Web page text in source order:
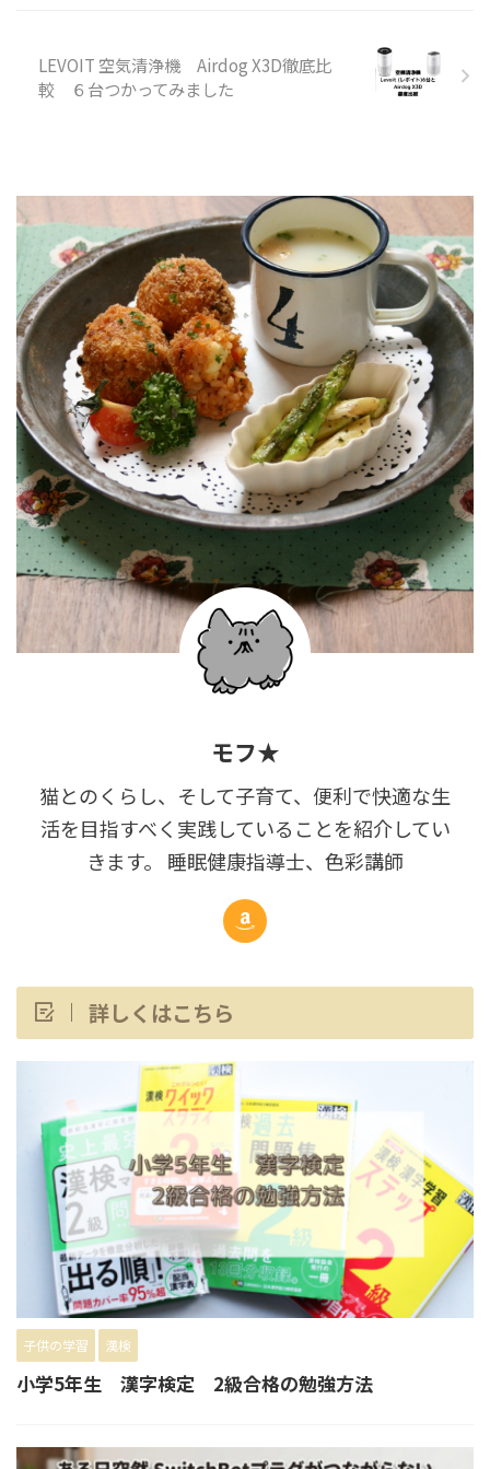
LEVOIT 空気清浄機 Airdog X3D徹底比
較 ６台つかってみました
モフ★
猫とのくらし、そして子育て、便利で快適な生
活を目指すべく実践していることを紹介してい
きます。 睡眠健康指導士、色彩講師
詳しくはこちら
子供の学習 漢検
小学5年生 漢字検定 2級合格の勉強方法